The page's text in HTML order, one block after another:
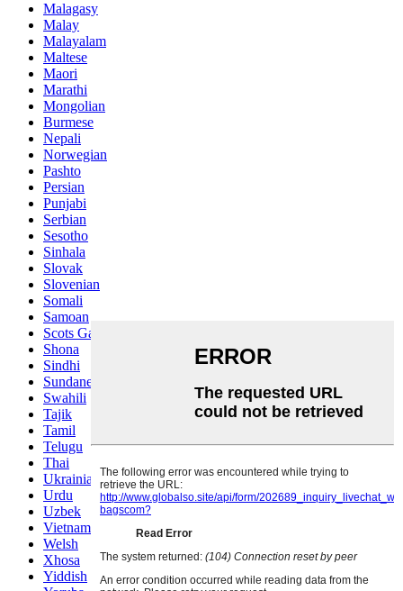
Malagasy
Malay
Malayalam
Maltese
Maori
Marathi
Mongolian
Burmese
Nepali
Norwegian
Pashto
Persian
Punjabi
Serbian
Sesotho
Sinhala
Slovak
Slovenian
Somali
Samoan
Scots Gaelic
Shona
Sindhi
Sundanese
Swahili
Tajik
Tamil
Telugu
Thai
Ukrainian
Urdu
Uzbek
Vietnamese
Welsh
Xhosa
Yiddish